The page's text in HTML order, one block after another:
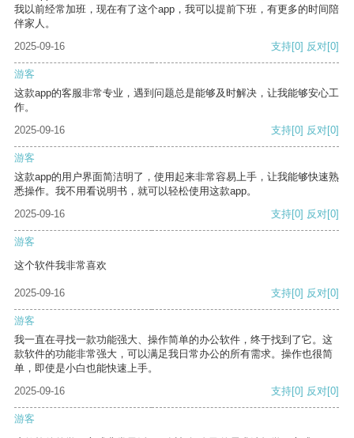
我以前经常加班，现在有了这个app，我可以提前下班，有更多的时间陪
伴家人。
2025-09-16
支持[0] 反对[0]
游客
这款app的客服非常专业，遇到问题总是能够及时解决，让我能够安心工
作。
2025-09-16
支持[0] 反对[0]
游客
这款app的用户界面简洁明了，使用起来非常容易上手，让我能够快速熟
悉操作。我不用看说明书，就可以轻松使用这款app。
2025-09-16
支持[0] 反对[0]
游客
这个软件我非常喜欢
2025-09-16 支持[0] 反对[0]
游客
我一直在寻找一款功能强大、操作简单的办公软件，终于找到了它。这
款软件的功能非常强大，可以满足我日常办公的所有需求。操作也很简
单，即使是小白也能快速上手。
2025-09-16
支持[0] 反对[0]
游客